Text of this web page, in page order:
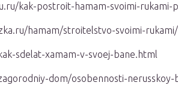
kak-postroit-hamam-svoimi-rukami-
hamam/stroitelstvo-svoimi-rukami/
sdelat-xamam-v-svoej-bane.html
dom/osobennosti-nerusskoy-